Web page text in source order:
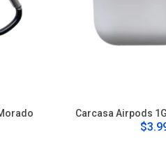
Carcasa Airpods